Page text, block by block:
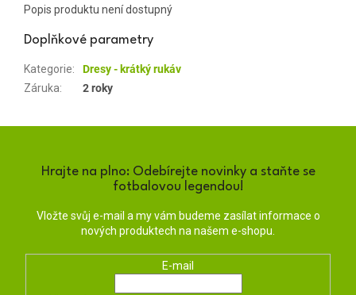
Popis produktu není dostupný
Doplňkové parametry
Kategorie:
Dresy - krátký rukáv
Záruka: 2 roky
Hrajte na plno: Odebírejte novinky a staňte se
fotbalovou legendou!
Vložte svůj e-mail a my vám budeme zasílat informace o
nových produktech na našem e-shopu.
E-mail